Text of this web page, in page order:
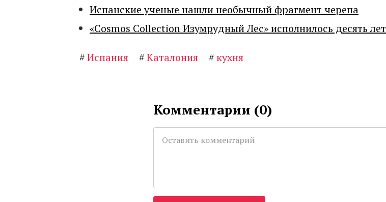
Испанские ученые нашли необычный фрагмент черепа
«Cosmos Collection Изумрудный Лес» исполнилось десять лет
#Испания #Каталония #кухня
Комментарии (0)